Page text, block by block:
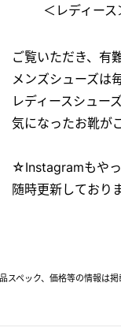
＜レディース
ご覧いただき、有
メンズシューズは
レディースシュー
気になったお靴が
☆Instagramもや
随時更新しており
スペック、価格等の情報は掲